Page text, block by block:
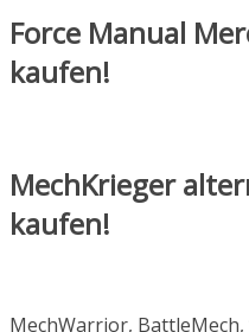
Force Manual
kaufen!
MechKrieger
kaufen!
MechWarrior, BattleMech,